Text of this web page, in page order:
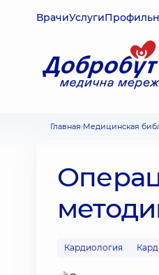
ВрачиУслуги
Главная Медицинская
Кардиология